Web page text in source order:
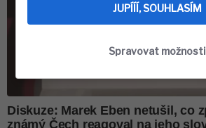
JUPÍÍÍ, SOUHLASÍM
Spravovat možnosti